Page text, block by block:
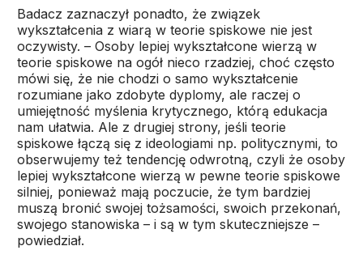
Badacz zaznaczył ponadto, że związek
wykształcenia z wiarą w teorie spiskowe nie jest
oczywisty. – Osoby lepiej wykształcone wierzą w
teorie spiskowe na ogół nieco rzadziej, choć często
mówi się, że nie chodzi o samo wykształcenie
rozumiane jako zdobyte dyplomy, ale raczej o
umiejętność myślenia krytycznego, którą edukacja
nam ułatwia. Ale z drugiej strony, jeśli teorie
spiskowe łączą się z ideologiami np. politycznymi, to
obserwujemy też tendencję odwrotną, czyli że osoby
lepiej wykształcone wierzą w pewne teorie spiskowe
silniej, ponieważ mają poczucie, że tym bardziej
muszą bronić swojej tożsamości, swoich przekonań,
swojego stanowiska – i są w tym skuteczniejsze –
powiedział.